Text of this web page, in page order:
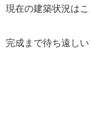
現在の建築状況はこ
完成まで待ち遠しい